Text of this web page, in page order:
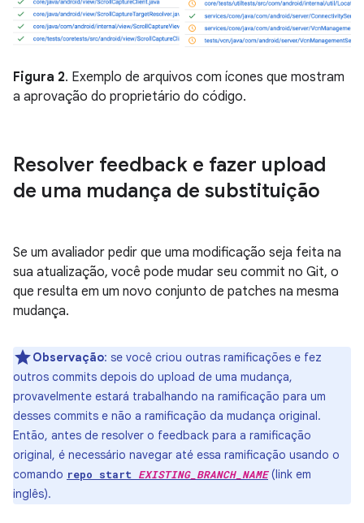
Figura 2. Exemplo de arquivos com ícones que mostram
a aprovação do proprietário do código.
Resolver feedback e fazer upload
de uma mudança de substituição
Se um avaliador pedir que uma modificação seja feita na
sua atualização, você pode mudar seu commit no Git, o
que resulta em um novo conjunto de patches na mesma
mudança.
Observação: se você criou outras ramificações e fez
outros commits depois do upload de uma mudança,
provavelmente estará trabalhando na ramificação para um
desses commits e não a ramificação da mudança original.
Então, antes de resolver o feedback para a ramificação
original, é necessário navegar até essa ramificação usando o
comando repo start EXISTING_BRANCH_NAME(link em
inglês).